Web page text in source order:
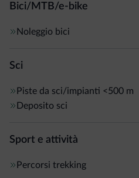
Bici/MTB/e-bike
Noleggio bici
Sci
Piste da sci/impianti <500 m
Deposito sci
Sport e attività
Percorsi trekking